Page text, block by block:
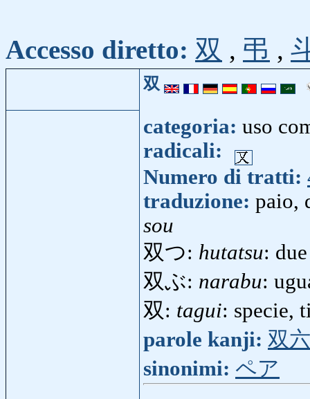
Accesso diretto: 双 , 弔 ,
双
categoria: uso
radicali:
Numero di tratti:
traduzione: paio,
sou
双つ: hutatsu:
双ぶ: narabu:
双: tagui: specie,
parole kanji: 双六
sinonimi: ペア